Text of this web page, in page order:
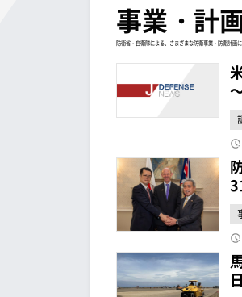
事業・計
防衛省・自衛隊による、さまざまな防衛事業・防衛計画